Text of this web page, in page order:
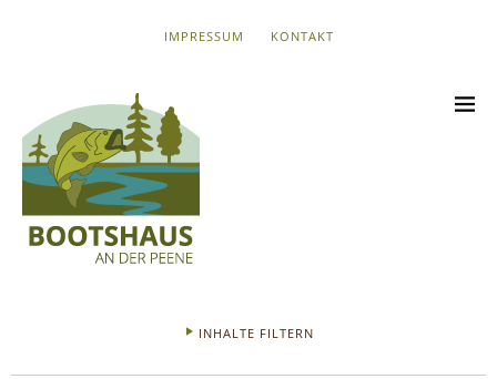
IMPRESSUM KONTAKT
INHALTE FILTERN